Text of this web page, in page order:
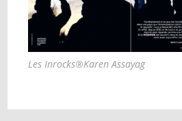
Les Inrocks®Karen Assayag